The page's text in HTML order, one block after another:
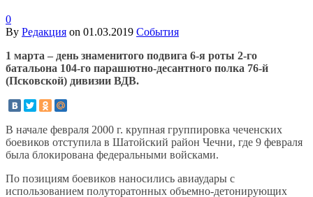
0
By Редакция on 01.03.2019 События
1 марта – день знаменитого подвига 6-я роты 2-го
батальона 104-го парашютно-десантного полка 76-й
(Псковской) дивизии ВДВ.
В начале февраля 2000 г. крупная группировка чеченских
боевиков отступила в Шатойский район Чечни, где 9 февраля
была блокирована федеральными войсками.
По позициям боевиков наносились авиаудары с
использованием полуторатонных объемно-детонирующих